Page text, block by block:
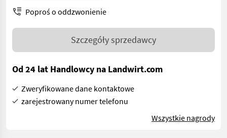
Poproś o oddzwonienie
Szczegóły sprzedawcy
Od 24 lat Handlowcy na Landwirt.com
Zweryfikowane dane kontaktowe
zarejestrowany numer telefonu
Wszystkie nagrody